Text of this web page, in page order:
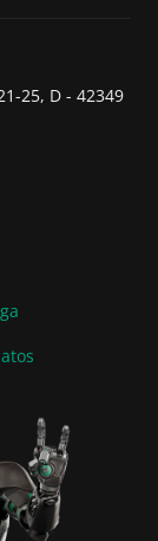
25, D - 42349